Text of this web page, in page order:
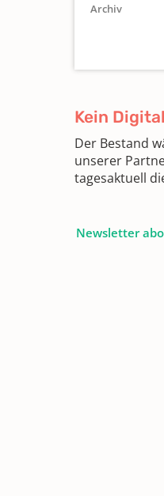
Archiv
Kein
Der Bestand
unserer
tagesaktuell
Newsletter